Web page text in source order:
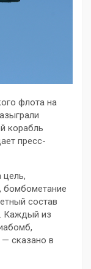
флота на
корабль
пресс-
цель,
бомбометание
состав
Каждый из
сказано в